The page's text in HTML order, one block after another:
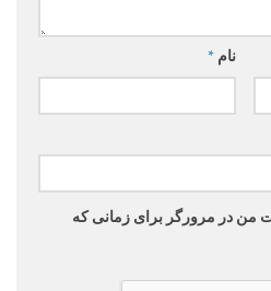
نام *
من در مرورگر برای زمانی که